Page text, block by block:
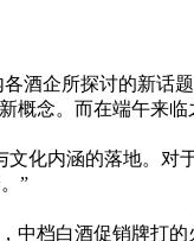
酒企所探讨的新话题
念。而在端午来临
化内涵的落地。对
”
档白酒促销牌打的